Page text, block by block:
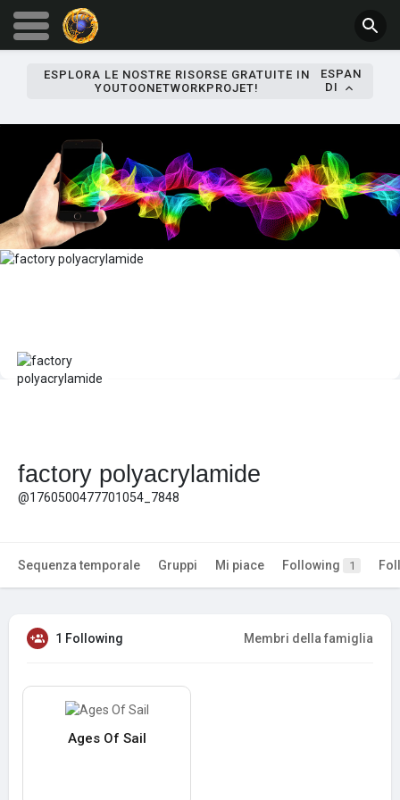
ESPLORA LE NOSTRE RISORSE GRATUITE IN
YOUTOONETWORKPROJET!
ESPAN
DI
factory polyacrylamide
@1760500477701054_7848
Sequenza temporale Gruppi Mi piace Following 1
1 Following Membri della famiglia
Ages Of Sail